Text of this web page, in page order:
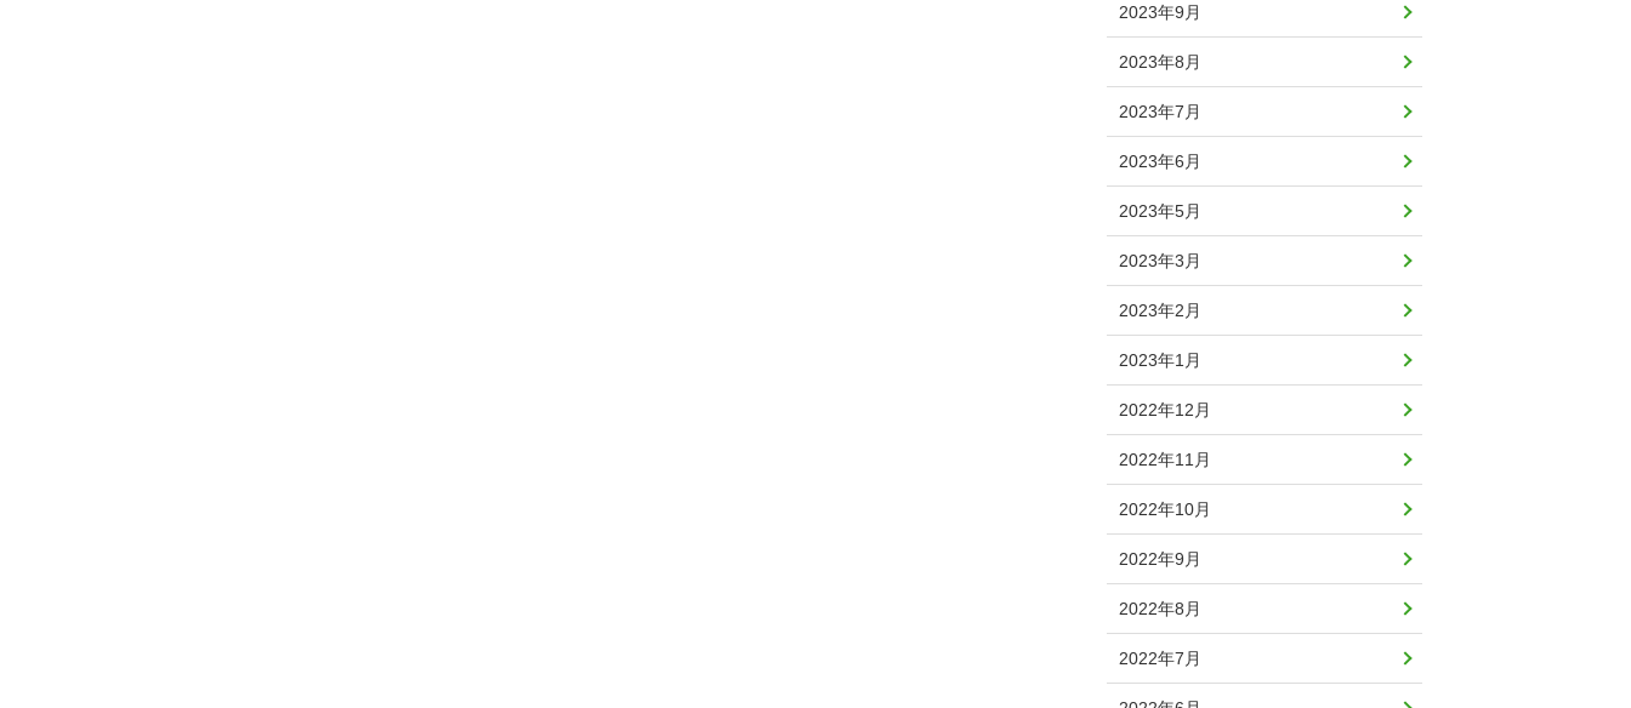
2023年9月
2023年8月
2023年7月
2023年6月
2023年5月
2023年3月
2023年2月
2023年1月
2022年12月
2022年11月
2022年10月
2022年9月
2022年8月
2022年7月